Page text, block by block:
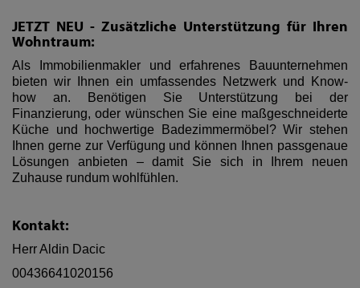
JETZT NEU - Zusätzliche Unterstützung für Ihren
Wohntraum:
Als Immobilienmakler und erfahrenes Bauunternehmen
bieten wir Ihnen ein umfassendes Netzwerk und Know-
how an. Benötigen Sie Unterstützung bei der
Finanzierung, oder wünschen Sie eine maßgeschneiderte
Küche und hochwertige Badezimmermöbel? Wir stehen
Ihnen gerne zur Verfügung und können Ihnen passgenaue
Lösungen anbieten – damit Sie sich in Ihrem neuen
Zuhause rundum wohlfühlen.
Kontakt:
Herr Aldin Dacic
00436641020156